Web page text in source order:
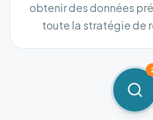
obtenir des données
toute la stratégie de